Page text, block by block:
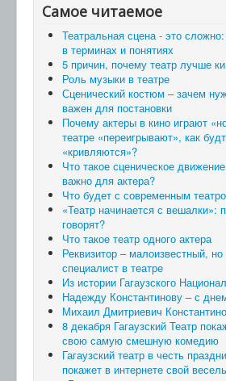
Самое читаемое
Театральная сцена - это
в терминах и понятиях
5 причин, почему театр лучше
Роль музыки в театре
Сценический костюм – зачем
важен для постановки
Почему актеры в кино играют
театре «переигрывают», как
«кривляются»?
Что такое сценическое
важно для актера?
Что будет с современным
«Театр начинается с вешалки»:
говорят?
Что такое театр одного актера
Реквизитор – малоизвестный,
специалист в театре
Из истории Гагаузского
Надежду Константинову – с
Михаил Дмитриевич
8 декабря Гагаузский Театр
свою самую смешную комедию
Гагаузский театр в честь
покажет в интернете свой